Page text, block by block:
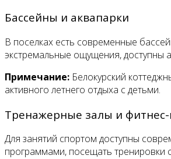
Бассейны и аквапарки
В поселках есть современные
экстремальные ощущения, доступны
Примечание: Белокурский
активного летнего отдыха с детьми.
Тренажерные залы и фитнес-
Для занятий спортом доступны
программами, посещать тренировки